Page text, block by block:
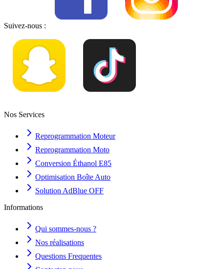
Suivez-nous :
Nos Services
Reprogrammation Moteur
Reprogrammation Moto
Conversion Éthanol E85
Optimisation Boîte Auto
Solution AdBlue OFF
Informations
Qui sommes-nous ?
Nos réalisations
Questions Frequentes